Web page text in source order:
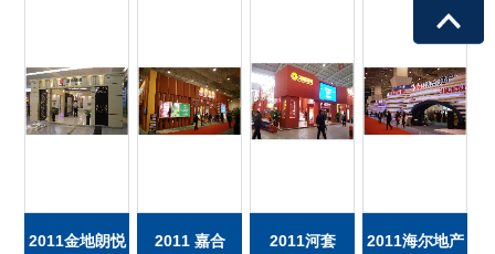
VIEW MORE
2011金地朗悦
VIEW MORE
2011 嘉合
VIEW MORE
2011河套
VIEW
2011海尔地产